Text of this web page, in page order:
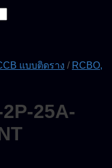
แบบติดราง / RCBO,
25A-